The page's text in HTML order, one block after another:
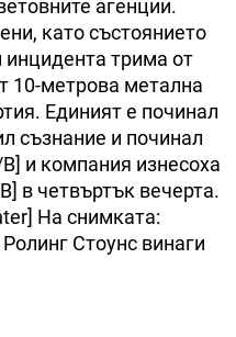
агенции.
като състоянието
инцидента трима от
10-метрова метална
Единият е починал
съзнание и починал
и компания изнесоха
в четвъртък вечерта.
На снимката:
Стоунс винаги